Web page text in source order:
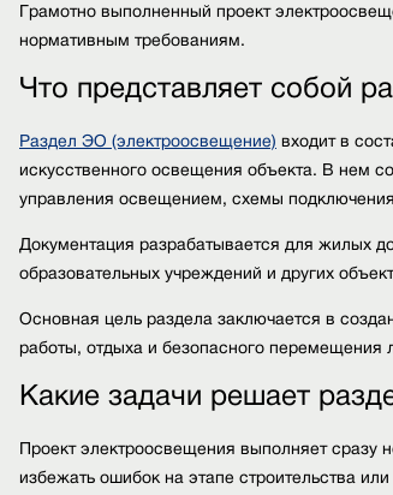
Грамотно выполненный проект
нормативным требованиям.
Что представляет собой
Раздел ЭО (электроосвещение) входит в
искусственного освещения объекта. В нем
управления освещением, схемы подключения
Документация разрабатывается для жилых
образовательных учреждений и других
Основная цель раздела заключается в
работы, отдыха и безопасного перемещения
Какие задачи решает
Проект электроосвещения выполняет сразу
избежать ошибок на этапе строительства